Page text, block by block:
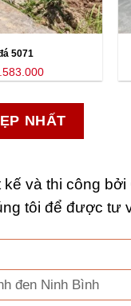
5071
NHẤT
và thi công bởi
tôi để được tư
đen Ninh Bình